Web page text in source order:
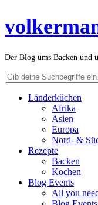
Der Blog ums Backen und
Länderküchen
Afrika
Asien
Europa
Nord- &
Rezepte
Backen
Kochen
Blog Events
All you